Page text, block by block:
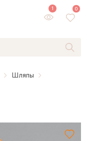
1 0
Шляпы